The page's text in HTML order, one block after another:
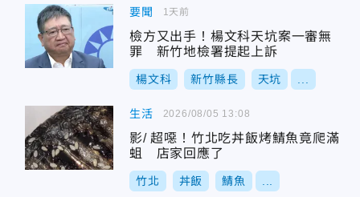
要聞
檢方又出手！楊文科天坑案一審無
罪 新竹地檢署提起上訴
楊文科 新竹縣長 天坑
1天前
生活
影/ 超噁！竹北吃丼飯烤鯖魚竟爬滿
蛆 店家回應了
竹北 丼飯 鯖魚
2026/08/05 13:08